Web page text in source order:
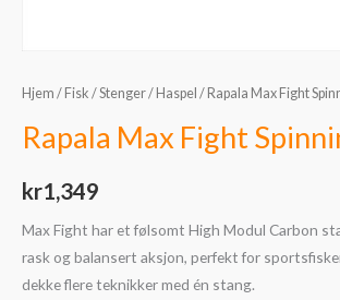
Hjem / Fisk /Stenger/ Haspel / Rapala Max Fight
Rapala Max Fight
kr1,349
Max Fight har et følsomt High Modul Carbon
rask og balansert aksjon, perfekt for
dekke flere teknikker med én stang.